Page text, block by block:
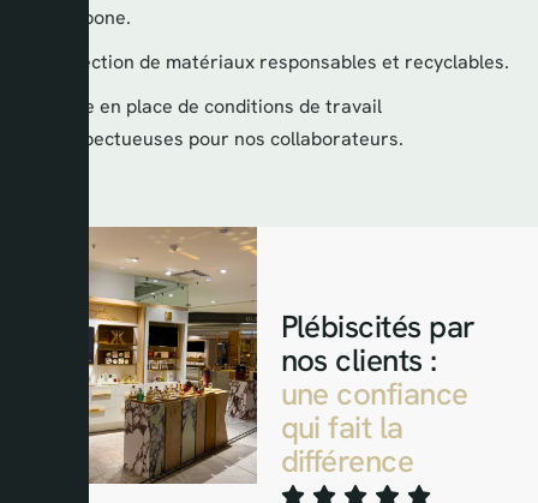
carbone.
Sélection de matériaux responsables et recyclables.
Mise en place de conditions de travail
respectueuses pour nos collaborateurs.
Plébiscités par
nos clients :
une confiance
qui fait la
différence